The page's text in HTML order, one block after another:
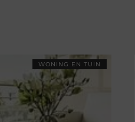
WONING EN TUIN